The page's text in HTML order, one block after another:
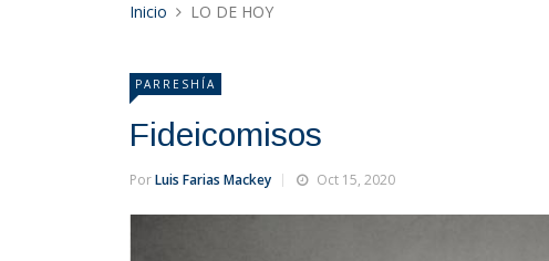
Inicio LO DE HOY
PARRESHÍA
Fideicomisos
PorLuis Farias Mackey Oct 15, 2020